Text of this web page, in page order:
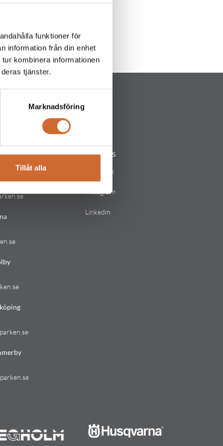
funktioner för
information från din enhet
kombinera informationen
tjänster.
Marknadsföring
Tillåt alla
Följ oss
Facebook
Instagram
Linkedin